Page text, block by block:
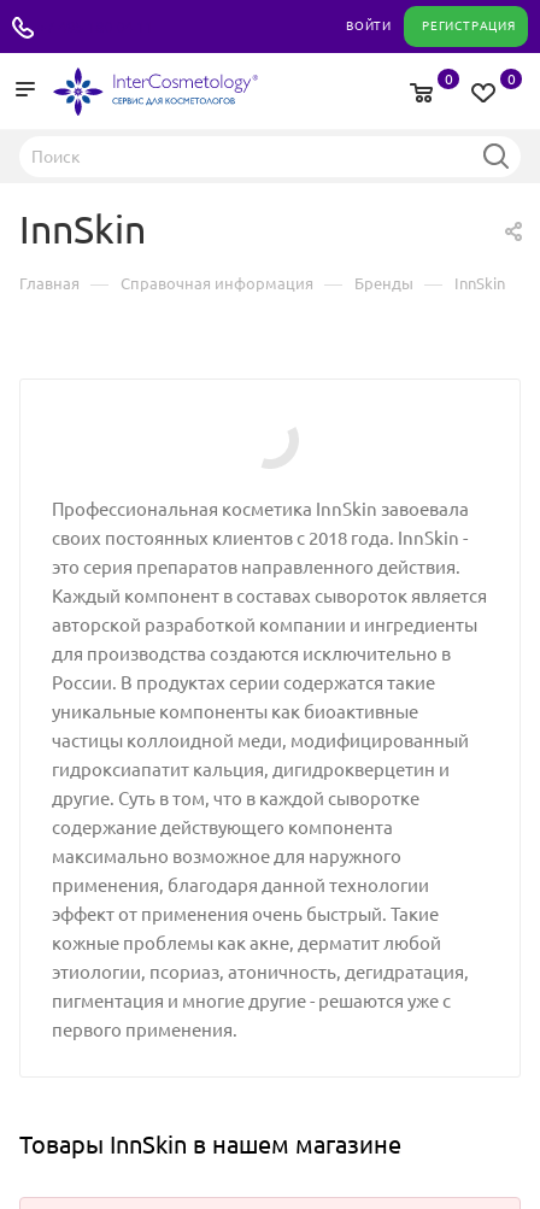
ВОЙТИ РЕГИСТРАЦИЯ
0
0
InnSkin
Главная — Справочная информация — Бренды — InnSkin
Профессиональная косметика InnSkin завоевала
своих постоянных клиентов с 2018 года. InnSkin -
это серия препаратов направленного действия.
Каждый компонент в составах сывороток является
авторской разработкой компании и ингредиенты
для производства создаются исключительно в
России. В продуктах серии содержатся такие
уникальные компоненты как биоактивные
частицы коллоидной меди, модифицированный
гидроксиапатит кальция, дигидрокверцетин и
другие. Суть в том, что в каждой сыворотке
содержание действующего компонента
максимально возможное для наружного
применения, благодаря данной технологии
эффект от применения очень быстрый. Такие
кожные проблемы как акне, дерматит любой
этиологии, псориаз, атоничность, дегидратация,
пигментация и многие другие - решаются уже с
первого применения.
Товары InnSkin в нашем магазине